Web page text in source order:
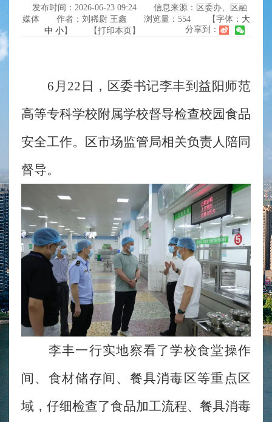
互动交流
发布时间：2026-06-23 09:24
信息来源：区委办、区融
媒体
作者：刘稀尉 王鑫 浏览量： 554 【字体： 大
中 小】 【打印本页】 分享到：
6月22日，区委书记李丰到益阳师范
高等专科学校附属学校督导检查校园食品
安全工作。区市场监管局相关负责人陪同
督导。
李丰一行实地察看了学校食堂操作
间、食材储存间、餐具消毒区等重点区
域，仔细检查了食品加工流程、餐具消毒